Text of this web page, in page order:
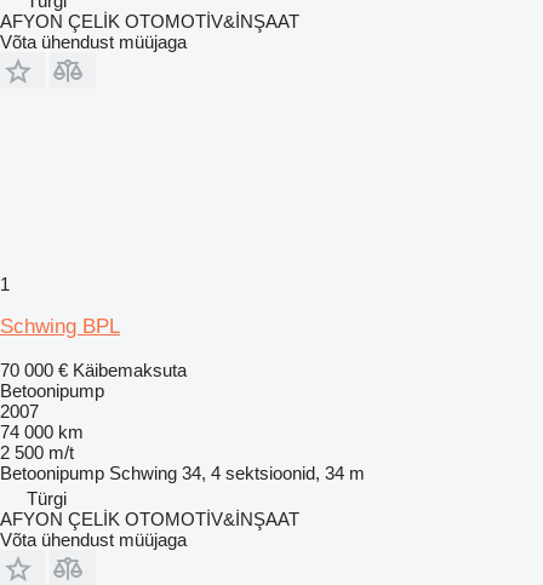
AFYON ÇELİK OTOMOTİV&İNŞAAT
Võta ühendust müüjaga
1
Schwing BPL
70 000 € Käibemaksuta
Betoonipump
2007
74 000 km
2 500 m/t
Betoonipump Schwing 34, 4 sektsioonid, 34 m
Türgi
AFYON ÇELİK OTOMOTİV&İNŞAAT
Võta ühendust müüjaga